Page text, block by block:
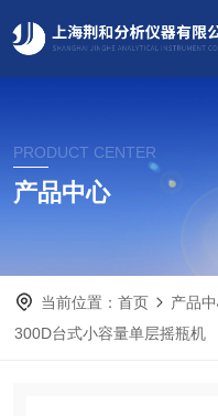
PRODUCT CENTER
产品中心
当前位置：首页 产品
300D台式小容量单层摇瓶机